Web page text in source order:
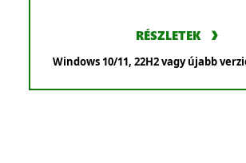
RÉSZLETEK
Windows 10/11, 22H2 vagy újabb